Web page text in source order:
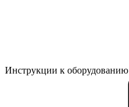
Инструкции к оборудованию